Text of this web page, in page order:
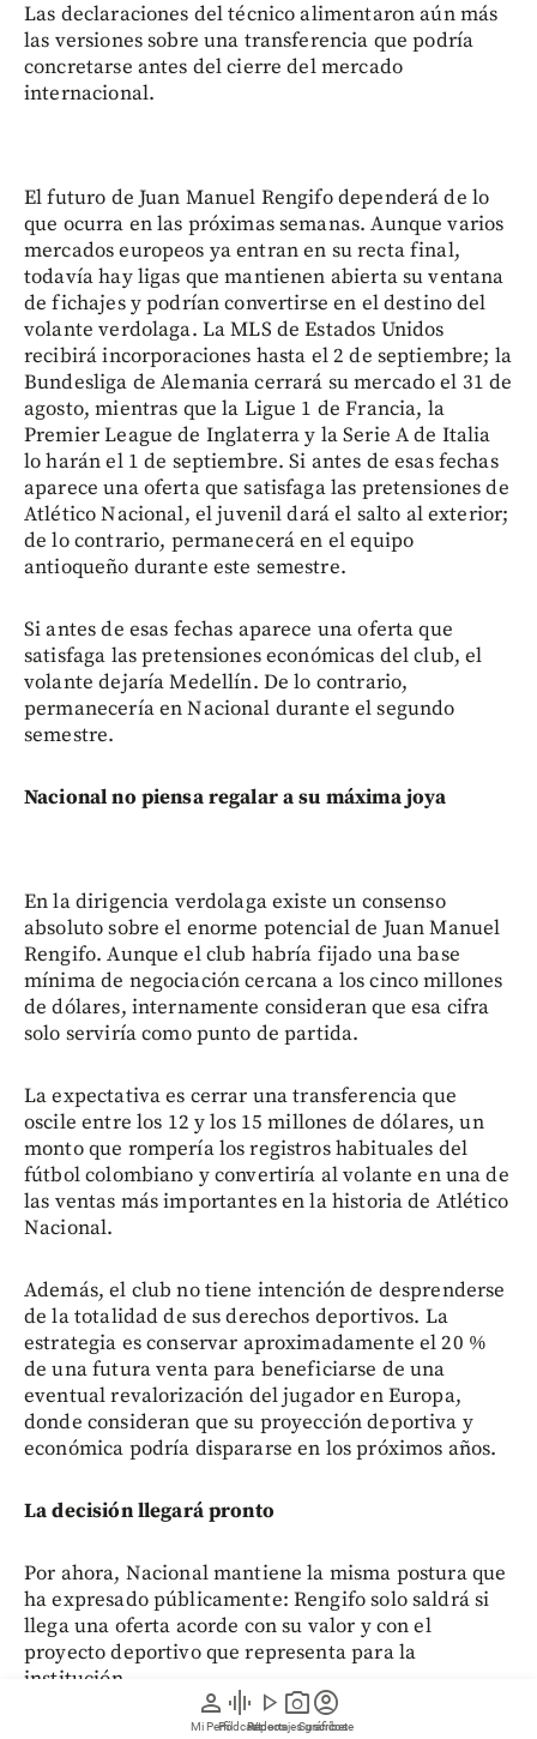
person
Mi Perfil
graphic_eq
Pódcast
play_arrow
Videos
photo_camera
Reportajes gráficos
account_circle
Suscríbete
Las declaraciones del técnico alimentaron aún más
las versiones sobre una transferencia que podría
concretarse antes del cierre del mercado
internacional.
El futuro de Juan Manuel Rengifo dependerá de lo
que ocurra en las próximas semanas. Aunque varios
mercados europeos ya entran en su recta final,
todavía hay ligas que mantienen abierta su ventana
de fichajes y podrían convertirse en el destino del
volante verdolaga. La MLS de Estados Unidos
recibirá incorporaciones hasta el 2 de septiembre; la
Bundesliga de Alemania cerrará su mercado el 31 de
agosto, mientras que la Ligue 1 de Francia, la
Premier League de Inglaterra y la Serie A de Italia
lo harán el 1 de septiembre. Si antes de esas fechas
aparece una oferta que satisfaga las pretensiones de
Atlético Nacional, el juvenil dará el salto al exterior;
de lo contrario, permanecerá en el equipo
antioqueño durante este semestre.
Si antes de esas fechas aparece una oferta que
satisfaga las pretensiones económicas del club, el
volante dejaría Medellín. De lo contrario,
permanecería en Nacional durante el segundo
semestre.
Nacional no piensa regalar a su máxima joya
En la dirigencia verdolaga existe un consenso
absoluto sobre el enorme potencial de Juan Manuel
Rengifo. Aunque el club habría fijado una base
mínima de negociación cercana a los cinco millones
de dólares, internamente consideran que esa cifra
solo serviría como punto de partida.
La expectativa es cerrar una transferencia que
oscile entre los 12 y los 15 millones de dólares, un
monto que rompería los registros habituales del
fútbol colombiano y convertiría al volante en una de
las ventas más importantes en la historia de Atlético
Nacional.
Además, el club no tiene intención de desprenderse
de la totalidad de sus derechos deportivos. La
estrategia es conservar aproximadamente el 20 %
de una futura venta para beneficiarse de una
eventual revalorización del jugador en Europa,
donde consideran que su proyección deportiva y
económica podría dispararse en los próximos años.
La decisión llegará pronto
Por ahora, Nacional mantiene la misma postura que
ha expresado públicamente: Rengifo solo saldrá si
llega una oferta acorde con su valor y con el
proyecto deportivo que representa para la
institución.